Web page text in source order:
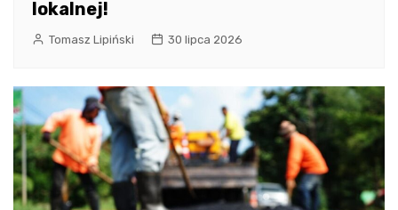
lokalnej!
Tomasz Lipiński 30 lipca 2026